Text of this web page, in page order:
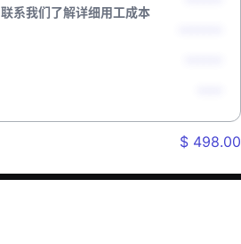
联系我们了解详细用工成本
$ 498.00